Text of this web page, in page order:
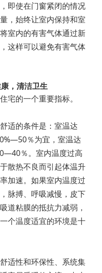
即使在门窗紧闭的情况
，始终让室内保持和室
室内的有害气体通过新
这样可以避免有害气体
，清洁卫生
宅的一个重要指标。
适的条件是：室温达
％为宜，室温达
％。室内温度过高
散热不良而引起体温升
加速。如果室内温度过
脉搏、呼吸减慢，皮下
道粘膜的抵抗力减弱，
个温度适宜的环境是十
适性和环保性、系统集